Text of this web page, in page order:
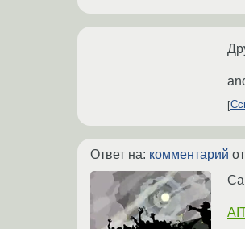
Ответ на: комментарий